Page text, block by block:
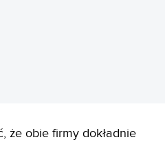
że obie firmy dokładnie